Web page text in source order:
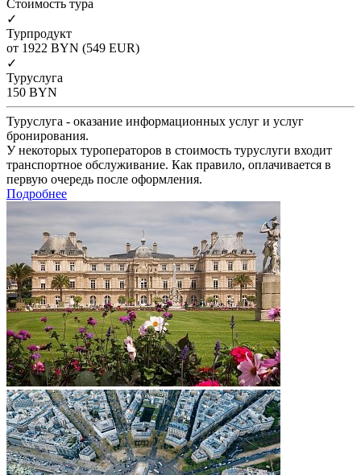
Cтоимость тура
✓
Турпродукт
от 1922 BYN (549 EUR)
✓
Туруслуга
150 BYN
Туруслуга - оказание информационных услуг и услуг
бронирования.
У некоторых туроператоров в стоимость туруслуги входит
транспортное обслуживание. Как правило, оплачивается в
первую очередь после оформления.
Подробнее